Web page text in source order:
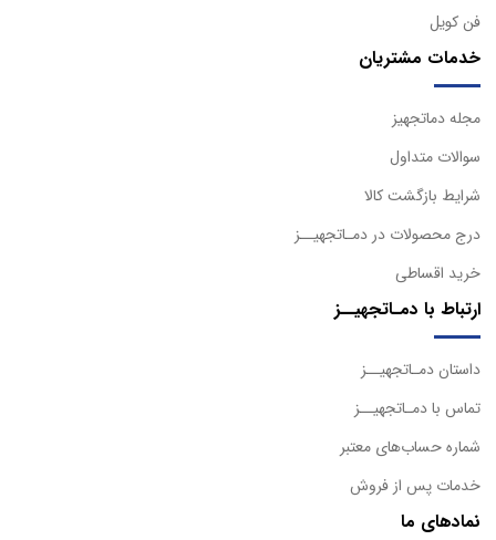
فن کویل
خدمات مشتریان
مجله دماتجهیز
سوالات متداول
شرایط بازگشت کالا
درج محصولات در دمـاتجهیــز
خرید اقساطی
ارتباط با دمـاتجهیــز
داستان دمـاتجهیــز
تماس با دمـاتجهیــز
شماره حساب‌های معتبر
خدمات پس از فروش
نمادهای ما